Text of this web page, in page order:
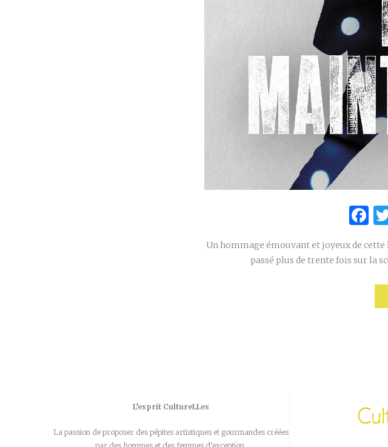
Un hommage émouvant et joyeux de cette
passé plus de trente fois sur la
L’esprit CultureLLes
La passion de proposer des pépites artistiques et gourmandes créées